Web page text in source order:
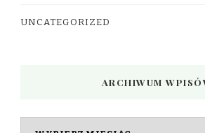
UNCATEGORIZED
ARCHIWUM